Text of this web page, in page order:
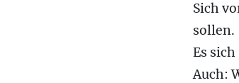
Sich
sollen.
Es
Auch: